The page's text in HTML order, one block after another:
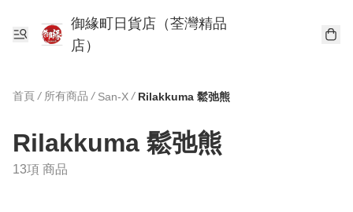
御緣町日貨店（荃灣精品
店）
首頁 / 所有商品 / San-X / Rilakkuma 鬆弛熊
Rilakkuma 鬆弛熊
13項 商品